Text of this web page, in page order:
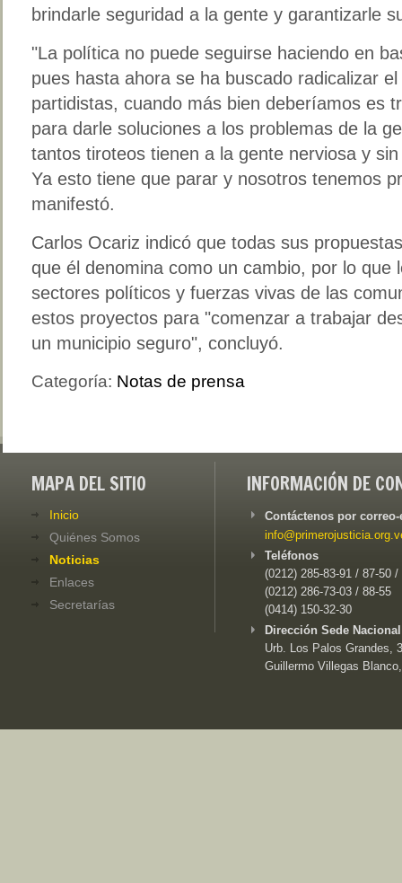
brindarle seguridad a la gente y garantizarle
"La política no puede seguirse haciendo en
pues hasta ahora se ha buscado radicalizar
partidistas, cuando más bien deberíamos es
para darle soluciones a los problemas de la
tantos tiroteos tienen a la gente nerviosa y
Ya esto tiene que parar y nosotros tenemos
manifestó.
Carlos Ocariz indicó que todas sus
que él denomina como un cambio, por lo que
sectores políticos y fuerzas vivas de las
estos proyectos para "comenzar a trabajar
un municipio seguro", concluyó.
Categoría: Notas de prensa
MAPA DEL SITIO
Inicio
Quiénes Somos
Noticias
Enlaces
Secretarías
INFORMACIÓN DE
Contáctenos por
Teléfonos
(0212) 285-83-91 / 87-50 /
(0212) 286-73-03 / 88-55
(0414) 150-32-30
Dirección Sede
Urb. Los Palos Grandes,
Guillermo Villegas